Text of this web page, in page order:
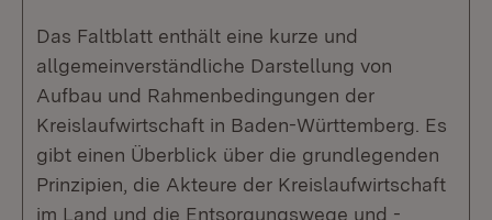
Das Faltblatt enthält eine kurze und
allgemeinverständliche Darstellung von
Aufbau und Rahmenbedingungen der
Kreislaufwirtschaft in Baden-Württemberg. Es
gibt einen Überblick über die grundlegenden
Prinzipien, die Akteure der Kreislaufwirtschaft
im Land und die Entsorgungswege und -